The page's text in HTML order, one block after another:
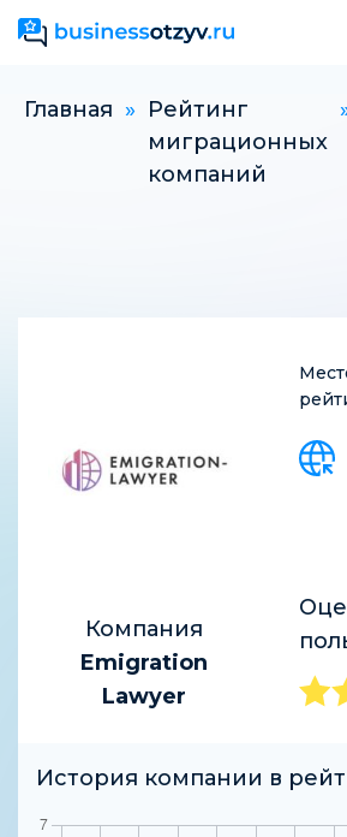
Главная » Рейтинг
миграционных
компаний
Компания
Emigration
Lawyer
История компании в